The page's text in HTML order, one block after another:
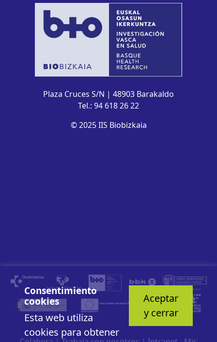
Plaza Cruces S/N | 48903 Barakaldo
Tel.: 94 618 26 22
© 2025 IIS Biobizkaia
Consentimiento
cookies
Esta web utiliza
cookies para obtener
Aceptar
y cerrar